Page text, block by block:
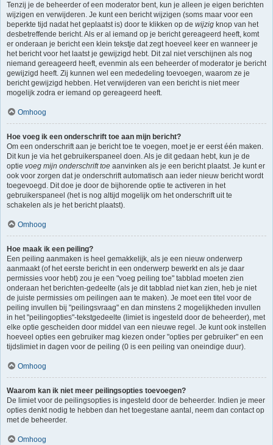
Tenzij je de beheerder of een moderator bent, kun je alleen je eigen berichten
wijzigen en verwijderen. Je kunt een bericht wijzigen (soms maar voor een
beperkte tijd nadat het geplaatst is) door te klikken op de wijzig knop van het
desbetreffende bericht. Als er al iemand op je bericht gereageerd heeft, komt
er onderaan je bericht een klein tekstje dat zegt hoeveel keer en wanneer je
het bericht voor het laatst je gewijzigd hebt. Dit zal niet verschijnen als nog
niemand gereageerd heeft, evenmin als een beheerder of moderator je bericht
gewijzigd heeft. Zij kunnen wel een mededeling toevoegen, waarom ze je
bericht gewijzigd hebben. Het verwijderen van een bericht is niet meer
mogelijk zodra er iemand op gereageerd heeft.
Omhoog
Hoe voeg ik een onderschrift toe aan mijn bericht?
Om een onderschrift aan je bericht toe te voegen, moet je er eerst één maken.
Dit kun je via het gebruikerspaneel doen. Als je dit gedaan hebt, kun je de
optie voeg mijn onderschrift toe aanvinken als je een bericht plaatst. Je kunt er
ook voor zorgen dat je onderschrift automatisch aan ieder nieuw bericht wordt
toegevoegd. Dit doe je door de bijhorende optie te activeren in het
gebruikerspaneel (het is nog altijd mogelijk om het onderschrift uit te
schakelen als je het bericht plaatst).
Omhoog
Hoe maak ik een peiling?
Een peiling aanmaken is heel gemakkelijk, als je een nieuw onderwerp
aanmaakt (of het eerste bericht in een onderwerp bewerkt en als je daar
permissies voor hebt) zou je een "voeg peiling toe" tabblad moeten zien
onderaan het berichten-gedeelte (als je dit tabblad niet kan zien, heb je niet
de juiste permissies om peilingen aan te maken). Je moet een titel voor de
peiling invullen bij "peilingsvraag" en dan minstens 2 mogelijkheden invullen
in het "peilingopties"-tekstgedeelte (limiet is ingesteld door de beheerder), met
elke optie gescheiden door middel van een nieuwe regel. Je kunt ook instellen
hoeveel opties een gebruiker mag kiezen onder "opties per gebruiker" en een
tijdslimiet in dagen voor de peiling (0 is een peiling van oneindige duur).
Omhoog
Waarom kan ik niet meer peilingsopties toevoegen?
De limiet voor de peilingsopties is ingesteld door de beheerder. Indien je meer
opties denkt nodig te hebben dan het toegestane aantal, neem dan contact op
met de beheerder.
Omhoog